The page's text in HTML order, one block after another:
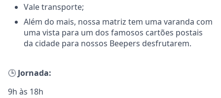
Vale transporte;
Além do mais, nossa matriz tem uma varanda com
uma vista para um dos famosos cartões postais
da cidade para nossos Beepers desfrutarem.
🕒 Jornada:
9h às 18h